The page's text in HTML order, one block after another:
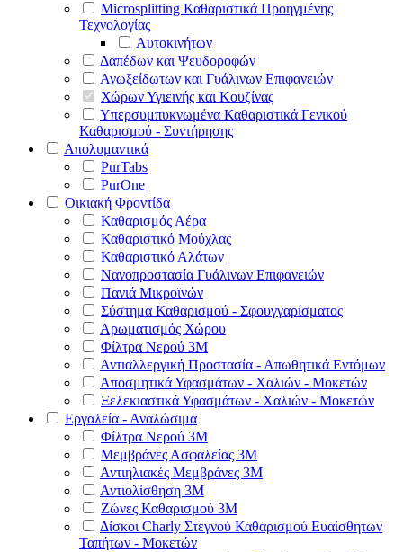
Microsplitting Καθαριστικά Προηγμένης
Τεχνολογίας
Αυτοκινήτων
Δαπέδων και Ψευδοροφών
Ανωξείδωτων και Γυάλινων Επιφανειών
Χώρων Υγιεινής και Κουζίνας
Υπερσυμπυκνωμένα Καθαριστικά Γενικού
Καθαρισμού - Συντήρησης
Απολυμαντικά
PurTabs
PurOne
Οικιακή Φροντίδα
Καθαρισμός Αέρα
Καθαριστικό Μούχλας
Καθαριστικό Αλάτων
Νανοπροστασία Γυάλινων Επιφανειών
Πανιά Μικροϊνών
Σύστημα Καθαρισμού - Σφουγγαρίσματος
Αρωματισμός Χώρου
Φίλτρα Νερού 3Μ
Αντιαλλεργική Προστασία - Απωθητικά Εντόμων
Αποσμητικά Υφασμάτων - Χαλιών - Μοκετών
Ξελεκιαστικά Υφασμάτων - Χαλιών - Μοκετών
Εργαλεία - Αναλώσιμα
Φίλτρα Νερού 3Μ
Μεμβράνες Ασφαλείας 3Μ
Αντιηλιακές Μεμβράνες 3Μ
Αντιολίσθηση 3Μ
Ζώνες Καθαρισμού 3Μ
Δίσκοι Charly Στεγνού Καθαρισμού Ευαίσθητων
Ταπήτων - Μοκετών